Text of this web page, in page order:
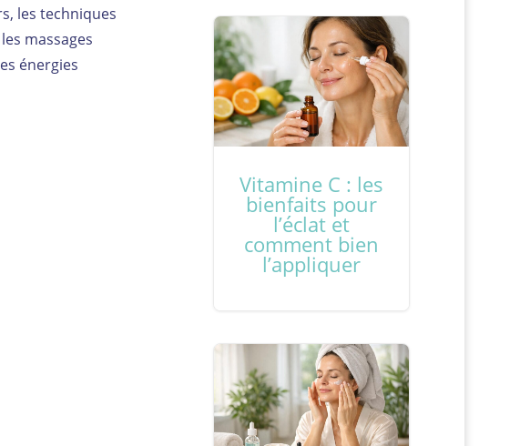
les techniques
massages
énergies
Vitamine C : les
bienfaits pour
l’éclat et
comment bien
l’appliquer